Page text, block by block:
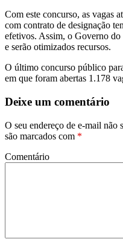
Com este concurso, as vagas
com contrato de designação
efetivos. Assim, o Governo do
e serão otimizados recursos.
O último concurso público
em que foram abertas 1.178
Deixe um comentário
O seu endereço de e-mail não
são marcados com *
Comentário